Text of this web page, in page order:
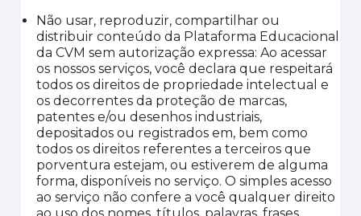
Não usar, reproduzir, compartilhar ou
distribuir conteúdo da Plataforma Educacional
da CVM sem autorização expressa: Ao acessar
os nossos serviços, você declara que respeitará
todos os direitos de propriedade intelectual e
os decorrentes da proteção de marcas,
patentes e/ou desenhos industriais,
depositados ou registrados em, bem como
todos os direitos referentes a terceiros que
porventura estejam, ou estiverem de alguma
forma, disponíveis no serviço. O simples acesso
ao serviço não confere a você qualquer direito